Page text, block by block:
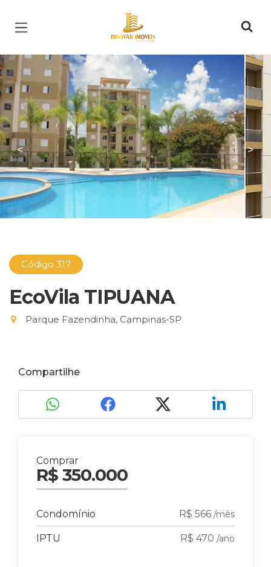
Página inicial
< >
Código 317
EcoVila TIPUANA
Parque Fazendinha, Campinas-SP
Compartilhe
Comprar
R$ 350.000
Condomínio R$ 566 /mês
IPTU R$ 470 /ano